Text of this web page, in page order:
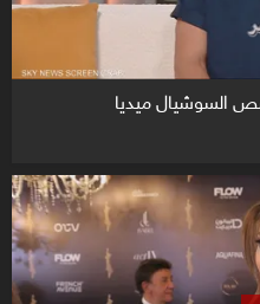
السوشيال ميديا